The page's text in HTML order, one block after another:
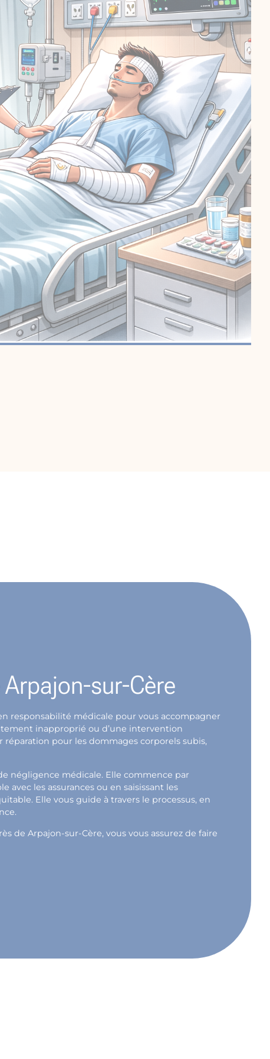
sur-Cère
responsabilité médicale pour vous accompagner
inapproprié ou d’une intervention
pour les dommages corporels subis,
négligence médicale. Elle commence par
les assurances ou en saisissant les
Elle vous guide à travers le processus, en
de Arpajon-sur-Cère, vous vous assurez de faire